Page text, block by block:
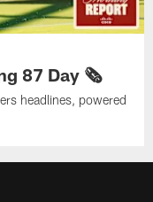
87 Day 🗞️
headlines, powered